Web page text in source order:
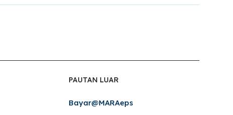
PAUTAN LUAR
Bayar@MARAeps